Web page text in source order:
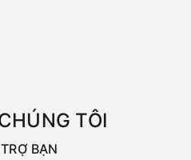
TÔI
BẠN